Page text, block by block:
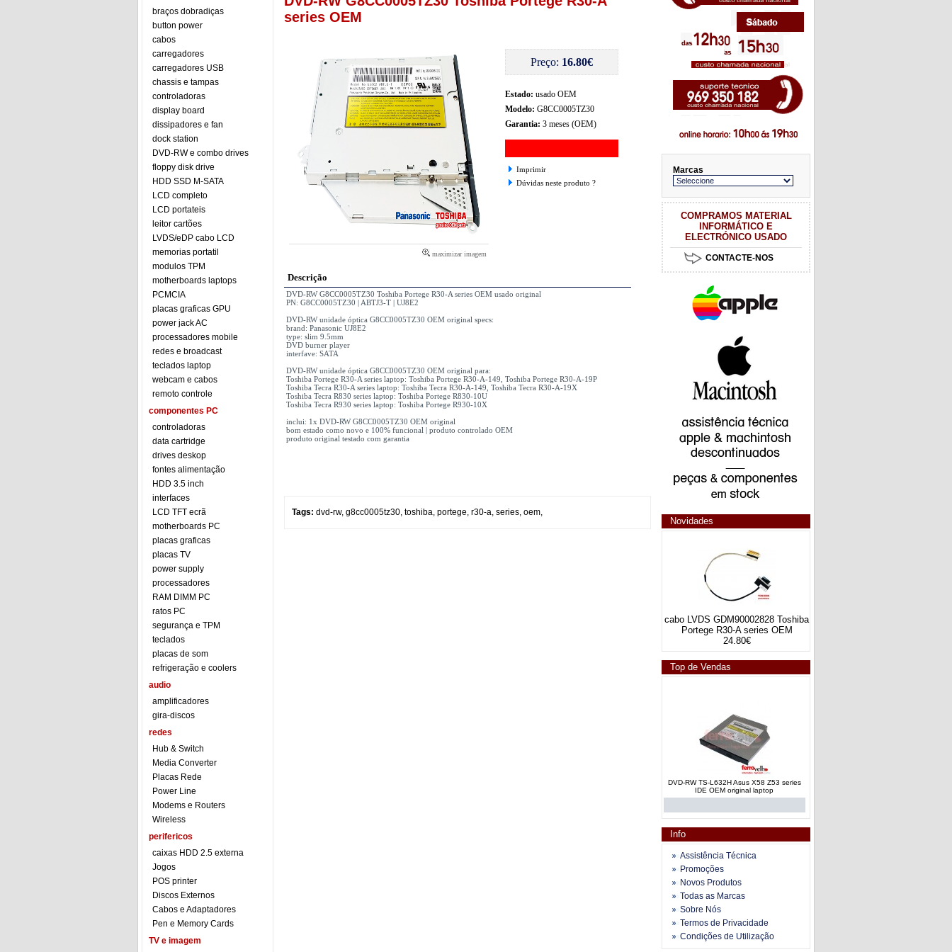
braços dobradiças
button power
cabos
carregadores
carregadores USB
chassis e tampas
controladoras
display board
dissipadores e fan
dock station
DVD-RW e combo drives
floppy disk drive
HDD SSD M-SATA
LCD completo
LCD portateis
leitor cartões
LVDS/eDP cabo LCD
memorias portatil
modulos TPM
motherboards laptops
PCMCIA
placas graficas GPU
power jack AC
processadores mobile
redes e broadcast
teclados laptop
webcam e cabos
remoto controle
componentes PC
controladoras
data cartridge
drives deskop
fontes alimentação
HDD 3.5 inch
interfaces
LCD TFT ecrã
motherboards PC
placas graficas
placas TV
power supply
processadores
RAM DIMM PC
ratos PC
segurança e TPM
teclados
placas de som
refrigeração e coolers
audio
amplificadores
gira-discos
redes
Hub & Switch
Media Converter
Placas Rede
Power Line
Modems e Routers
Wireless
perifericos
caixas HDD 2.5 externa
Jogos
POS printer
Discos Externos
Cabos e Adaptadores
Pen e Memory Cards
TV e imagem
series OEM
maximizar imagem
Preço: 16.80€
Estado: usado OEM
Modelo: G8CC0005TZ30
Garantia: 3 meses (OEM)
Imprimir
Dúvidas neste produto ?
Descrição
DVD-RW G8CC0005TZ30 Toshiba Portege R30-A series OEM usado original
PN: G8CC0005TZ30 | ABTJ3-T | UJ8E2
DVD-RW unidade óptica G8CC0005TZ30 OEM original specs:
brand: Panasonic UJ8E2
type: slim 9.5mm
DVD burner player
interfave: SATA
DVD-RW unidade óptica G8CC0005TZ30 OEM original para:
Toshiba Portege R30-A series laptop: Toshiba Portege R30-A-149, Toshiba Portege R30-A-19P
Toshiba Tecra R30-A series laptop: Toshiba Tecra R30-A-149, Toshiba Tecra R30-A-19X
Toshiba Tecra R830 series laptop: Toshiba Portege R830-10U
Toshiba Tecra R930 series laptop: Toshiba Portege R930-10X
inclui: 1x DVD-RW G8CC0005TZ30 OEM original
bom estado como novo e 100% funcional | produto controlado OEM
produto original testado com garantia
Tags: dvd-rw, g8cc0005tz30, toshiba, portege, r30-a, series, oem,
Marcas
COMPRAMOS MATERIAL
INFORMÁTICO E
ELECTRÓNICO USADO
CONTACTE-NOS
Novidades
cabo LVDS GDM90002828 Toshiba
Portege R30-A series OEM
24.80€
Top de Vendas
IDE OEM original laptop
DVD RW TS-L633 Leitor gravador TSST
Lightscrib SATA
Info
Assistência Técnica
Promoções
Novos Produtos
Todas as Marcas
Sobre Nós
Termos de Privacidade
Condições de Utilização